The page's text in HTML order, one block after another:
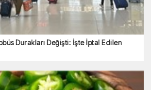
Durakları Değişti: İşte İptal Edilen